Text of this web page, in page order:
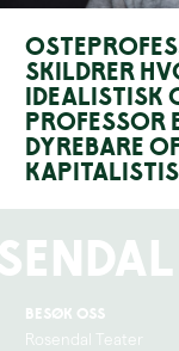
skildrer
idealistisk
professor
dyrebare
Besøk oss
Rosendal Teater